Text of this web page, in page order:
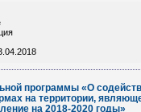
программы «О
на территории,
на 2018-2020 годы»